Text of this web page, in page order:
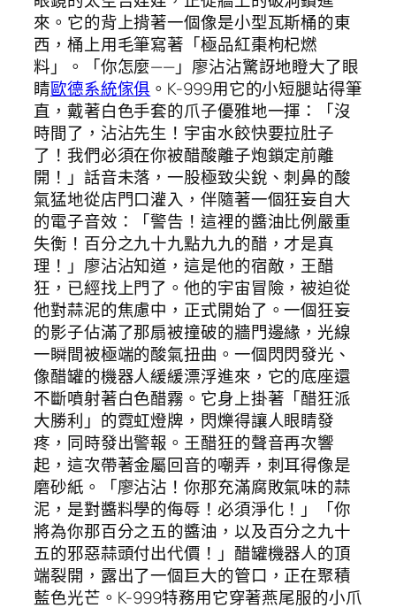
來。它的背上揹著一個像是小型瓦斯桶的東
西，桶上用毛筆寫著「極品紅棗枸杞燃
料」。「你怎麼——」廖沾沾驚訝地瞪大了眼
睛歐德系統傢俱 。K-999用它的小短腿站得筆
直，戴著白色手套的爪子優雅地一揮：「沒
時間了，沾沾先生！宇宙水餃快要拉肚子
了！我們必須在你被醋酸離子炮鎖定前離
開！」話音未落，一股極致尖銳、刺鼻的酸
氣猛地從店門口灌入，伴隨著一個狂妄自大
的電子音效：「警告！這裡的醬油比例嚴重
失衡！百分之九十九點九九的醋，才是真
理！」廖沾沾知道，這是他的宿敵，王醋
狂，已經找上門了。他的宇宙冒險，被迫從
他對蒜泥的焦慮中，正式開始了。一個狂妄
的影子佔滿了那扇被撞破的牆門邊緣，光線
一瞬間被極端的酸氣扭曲。一個閃閃發光、
像醋罐的機器人緩緩漂浮進來，它的底座還
不斷噴射著白色醋霧。它身上掛著「醋狂派
大勝利」的霓虹燈牌，閃爍得讓人眼睛發
疼，同時發出警報。王醋狂的聲音再次響
起，這次帶著金屬回音的嘲弄，刺耳得像是
磨砂紙。「廖沾沾！你那充滿腐敗氣味的蒜
泥，是對醬料學的侮辱！必須淨化！」「你
將為你那百分之五的醬油，以及百分之九十
五的邪惡蒜頭付出代價！」醋罐機器人的頂
端裂開，露出了一個巨大的管口，正在聚積
藍色光芒。K-999特務用它穿著燕尾服的小爪